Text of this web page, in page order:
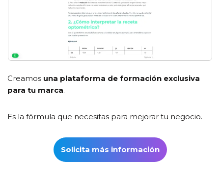
Creamos una plataforma de formación exclusiva
para tu marca.
Es la fórmula que necesitas para mejorar tu negocio.
Solicita más información